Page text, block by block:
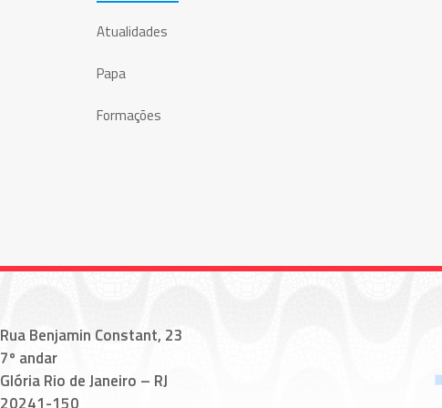
Atualidades
Papa
Formações
Rua Benjamin Constant, 23
7º andar
Glória Rio de Janeiro – RJ